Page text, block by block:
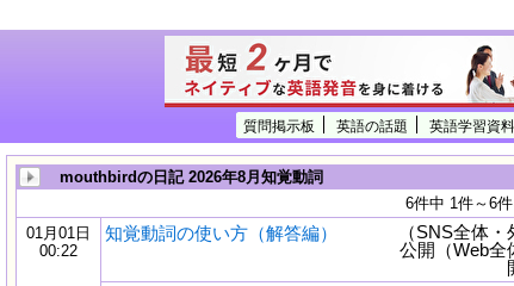
質問掲示板 英語の話題 英語学習資料
mouthbirdの日記 2026年8月知覚動詞
6件中 1件～6
01月01日
00:22
知覚動詞の使い方（解答編）
（SNS全体・
公開（Web全